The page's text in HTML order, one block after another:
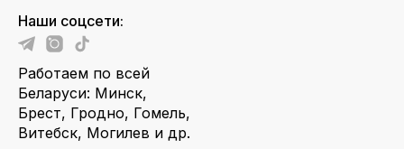
Наши соцсети:
Работаем по всей
Беларуси: Минск,
Брест, Гродно, Гомель,
Витебск, Могилев и др.